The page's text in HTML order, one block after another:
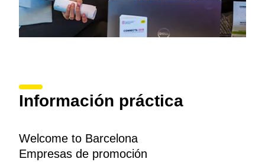
Información práctica
Welcome to Barcelona
Empresas de promoción